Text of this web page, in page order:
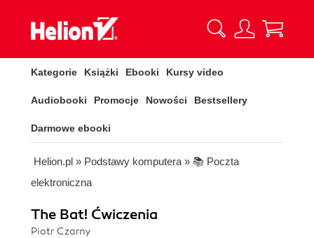
Kategorie Książki Ebooki Kursy video
Audiobooki Promocje Nowości Bestsellery
Darmowe ebooki
Helion.pl » Podstawy komputera » 📚 Poczta
elektroniczna
The Bat! Ćwiczenia
Piotr Czarny